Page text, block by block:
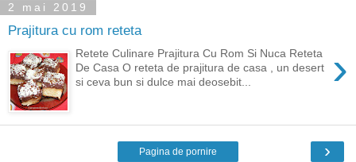
2 mai 2019
Prajitura cu rom reteta
›
Retete Culinare Prajitura Cu Rom Si Nuca Reteta
De Casa O reteta de prajitura de casa , un desert
si ceva bun si dulce mai deosebit...
›
Pagina de pornire